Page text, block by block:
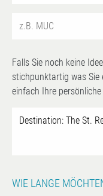
Falls Sie noch keine
stichpunktartig was Sie
einfach Ihre
WIE LANGE